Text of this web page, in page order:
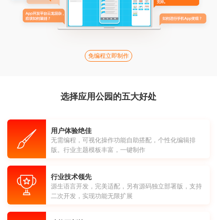
免编程立即制作
选择应用公园的五大好处
用户体验绝佳
无需编程，可视化操作功能自助搭配，个性化编辑排
版。行业主题模板丰富，一键制作
行业技术领先
源生语言开发，完美适配，另有源码独立部署版，支持
二次开发，实现功能无限扩展